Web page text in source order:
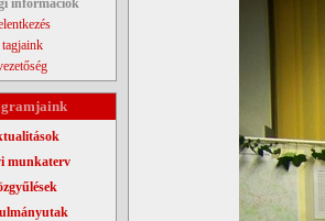
információk
tagjaink
munkaterv